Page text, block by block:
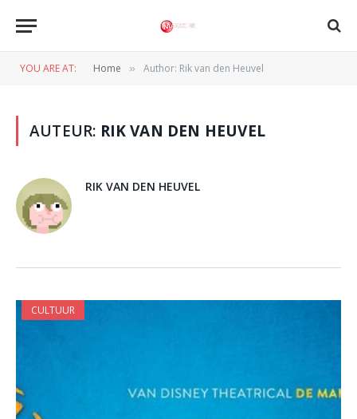
YOU ARE AT: Home » Author: Rik van den Heuvel
AUTEUR: RIK VAN DEN HEUVEL
RIK VAN DEN HEUVEL
CULTUUR